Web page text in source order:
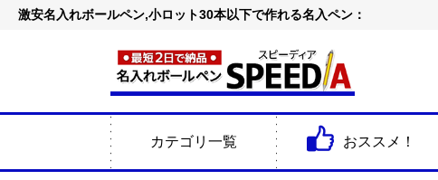
激安名入れボールペン,小ロット30本以下で作れる名入ペン：
カテゴリ一覧 おススメ！